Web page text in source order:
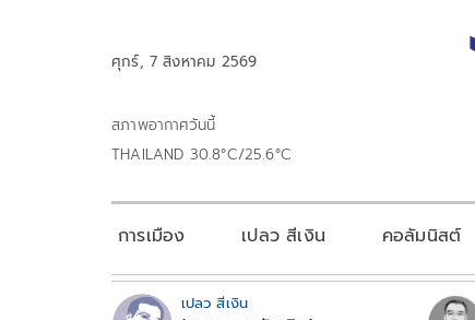
ศุกร์, 7 สิงหาคม 2569
สภาพอากาศวันนี้
THAILAND 30.8°C/25.6°C
การเมือง เปลว สีเงิน คอลัมนิสต์
เปลว สีเงิน